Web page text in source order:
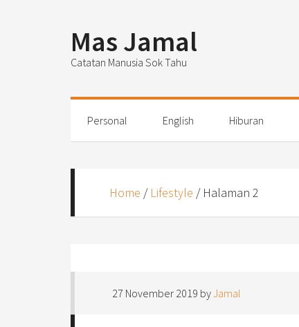
Mas Jamal
Catatan Manusia Sok Tahu
Personal English Hiburan
Home / Lifestyle / Halaman 2
27 November 2019 byJamal